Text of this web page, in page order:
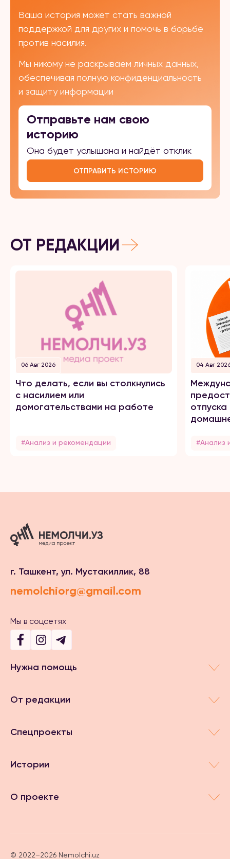
Ваша история может стать важной
поддержкой для других и помочь в борьбе
против насилия.
Мы никому не раскрываем личных данных,
обеспечивая полную конфиденциальность
и защиту информации
Отправьте нам свою
историю
Она будет услышана и найдёт отклик
ОТПРАВИТЬ ИСТОРИЮ
ОТ РЕДАКЦИИ
06 Авг 2026
Что делать, если вы столкнулись
с насилием или
домогательствами на работе
#Анализ и рекомендации
04 Авг
#Анализ
г. Ташкент, ул. Мустакиллик, 88
nemolchiorg@gmail.com
Мы в соцсетях
Нужна помощь
От редакции
Спецпроекты
Истории
О проекте
© 2022–2026 Nemolchi.uz